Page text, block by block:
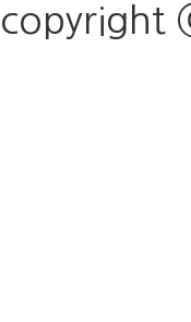
copyright